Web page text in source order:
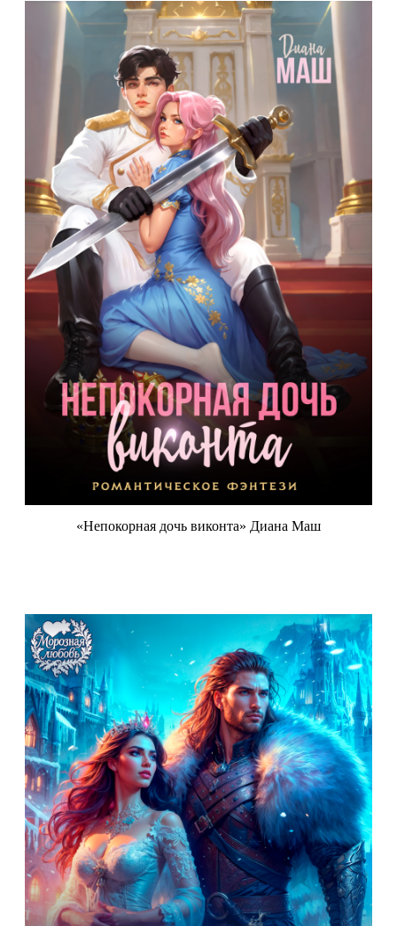
«Непокорная дочь виконта» Диана Маш